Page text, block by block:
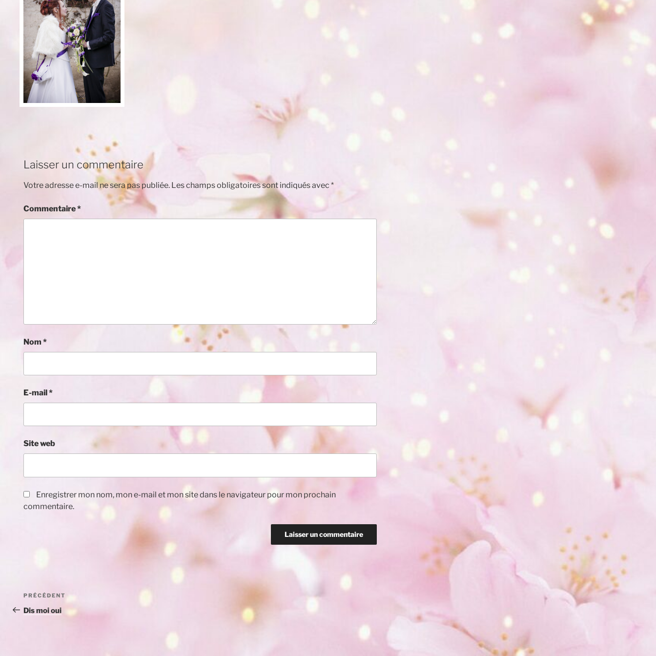
Laisser un commentaire
Votre adresse e-mail ne sera pas publiée. Les champs obligatoires sont indiqués avec *
Commentaire*
Nom *
E-mail*
Site web
Enregistrer mon nom, mon e-mail et mon site dans le navigateur pour mon prochain
commentaire.
Navigation
de
Article
précédent
PRÉCÉDENT
Dis moi oui